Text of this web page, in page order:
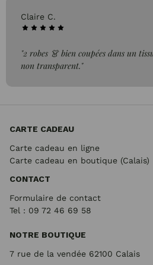
Claire C.
"2 robes 👗 bien coupées dans un
non transparent."
CARTE CADEAU
Carte cadeau en ligne
Carte cadeau en boutique (Calais)
CONTACT
Formulaire de contact
Tel : 09 72 46 69 58
NOTRE BOUTIQUE
7 rue de la vendée 62100 Calais